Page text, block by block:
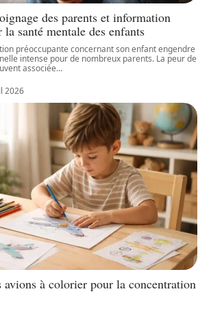
des parents et information
la santé mentale des enfants
préoccupante concernant son enfant engendre
intense pour de nombreux parents. La peur de
associée…
2026
avions à colorier pour la concentration